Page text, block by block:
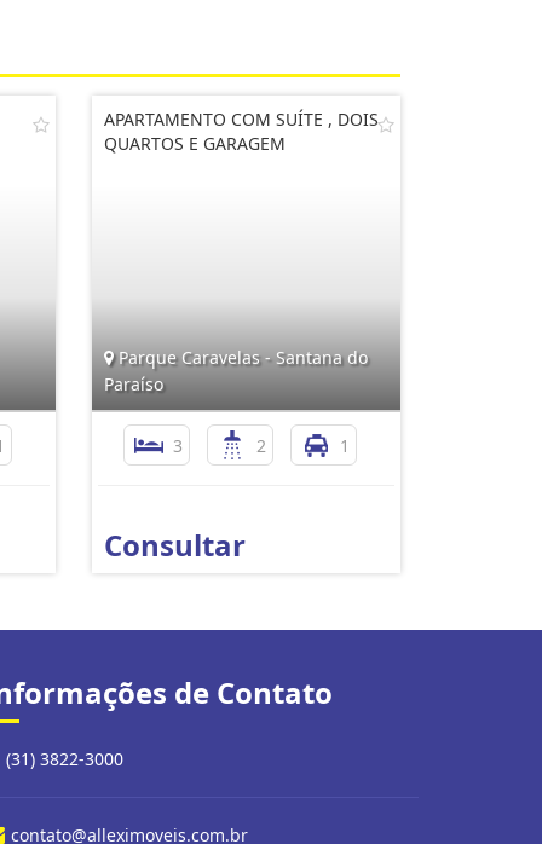
APARTAMENTO COM SUÍTE , DOIS
QUARTOS E GARAGEM
Parque Caravelas - Santana do
Paraíso
3 2 1
Consultar
de Contato
(31) 3822-3000
contato@alleximoveis.com.br